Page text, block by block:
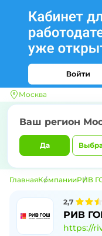
Москва
Ваш регион
Да
ГлавнаяКомпанииРИВ
2,7
РИВ
https://